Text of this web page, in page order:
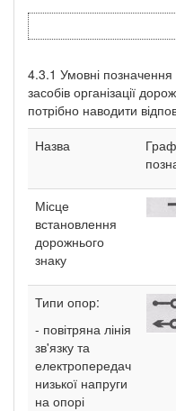
4.3.1 Умовні позначення
засобів організації
потрібно наводити
Назва
Місце
встановлення
дорожнього
знаку
Типи опор:
- повітряна лінія
зв'язку та
електропередач
низької напруги
на опорі